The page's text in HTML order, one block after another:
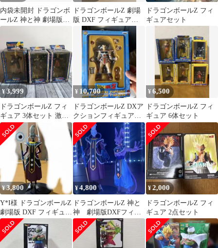
内袋未開封 ドラゴンボ
ールZ 神と神 劇場版
DXFフィギュア vol.2
ドラゴンボールZ 劇場
版 DXF フィギュア
vol.2 ウィス
ドラゴンボールZ フィ
ギュアセット
¥3,999
ドラゴンボールZ フィ
ギュア 3体セット 激レ
ア
¥ 10,700
ドラゴンボールZ DXア
クションフィギュア
PART2
¥6,500
ドラゴンボールZ フィ
ギュア 6体セット
¥3,800
Y*I様 ドラゴンボールZ
劇場版 DXF フィギュア
vol.2 ウィス
¥4,800
ドラゴンボールZ 神と
神 劇場版DXFフィギ
ュア vol.2 ビルス ウ
イス
¥2,000
ドラゴンボールZ フィ
ギュア 2点セット